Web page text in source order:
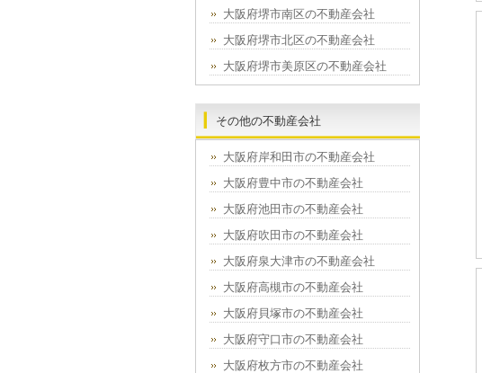
大阪府堺市南区の不動産会社
大阪府堺市北区の不動産会社
大阪府堺市美原区の不動産会社
その他の不動産会社
大阪府岸和田市の不動産会社
大阪府豊中市の不動産会社
大阪府池田市の不動産会社
大阪府吹田市の不動産会社
大阪府泉大津市の不動産会社
大阪府高槻市の不動産会社
大阪府貝塚市の不動産会社
大阪府守口市の不動産会社
大阪府枚方市の不動産会社